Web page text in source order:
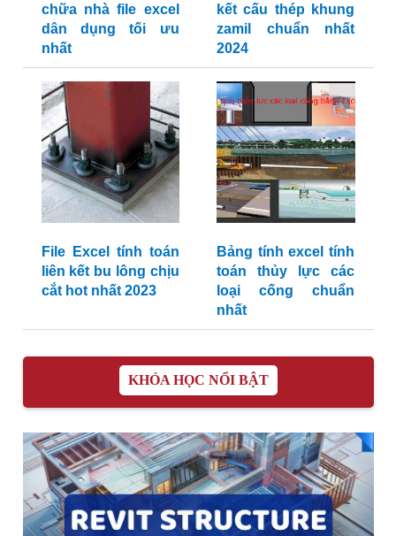
chữa nhà file excel
dân dụng tối ưu
nhất
kết cấu thép khung
zamil chuẩn nhất
2024
File Excel tính toán
liên kết bu lông chịu
cắt hot nhất 2023
Bảng tính excel tính
toán thủy lực các
loại cống chuẩn
nhất
KHÓA HỌC NỔI BẬT